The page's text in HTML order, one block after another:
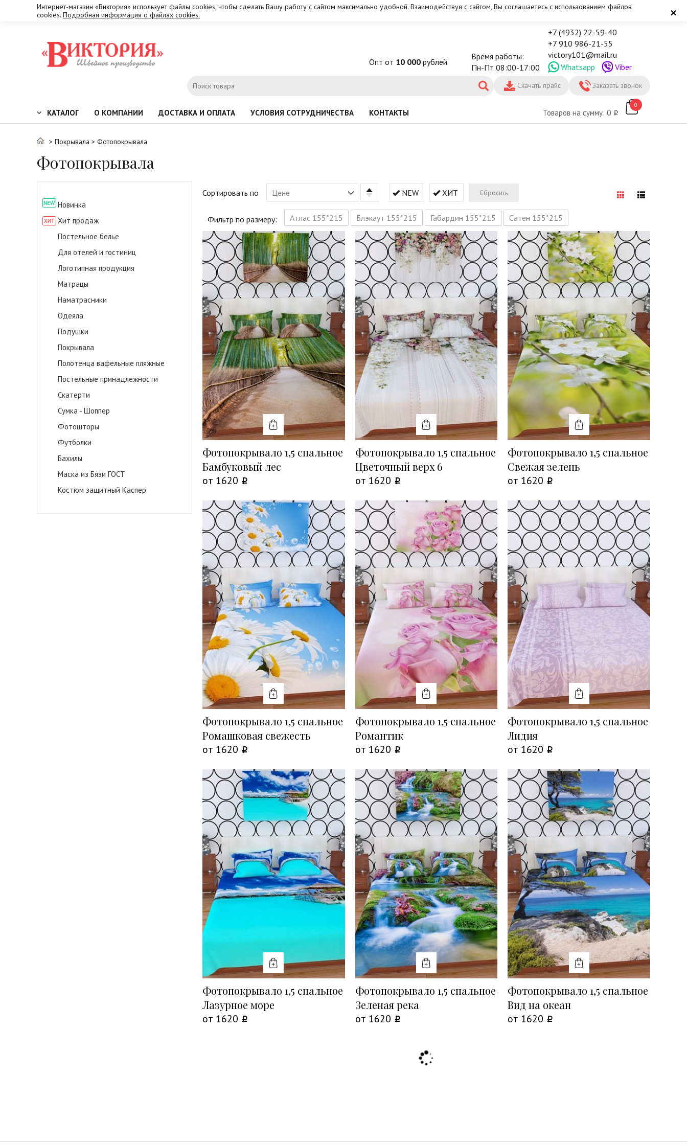
×
Интернет-магазин «Виктория» использует файлы cookies, чтобы сделать Вашу работу с сайтом максимально удобной. Взаимодействуя с сайтом, Вы соглашаетесь с использованием файлов
cookies. Подробная информация о файлах cookies.
Опт от 10 000 рублей
Время работы:
Пн-Пт 08:00-17:00
+7 (4932) 22-59-40
+7 910 986-21-55
victory101@mail.ru
Whatsapp
Viber
Заказать звонок
Скачать прайс
КАТАЛОГ О КОМПАНИИ ДОСТАВКА И ОПЛАТА УСЛОВИЯ СОТРУДНИЧЕСТВА КОНТАКТЫ Товаров на сумму: 0
0
> Покрывала > Фотопокрывала
Фотопокрывала
Новинка
Хит продаж
Постельное белье
Для отелей и гостиниц
Логотипная продукция
Матрацы
Наматрасники
Одеяла
Подушки
Покрывала
Полотенца вафельные пляжные
Постельные принадлежности
Скатерти
Сумка - Шоппер
Фотошторы
Футболки
Бахилы
Маска из Бязи ГОСТ
Костюм защитный Каспер
Сортировать по Цене NEW ХИТ Сбросить
Фильтр по размеру: Атлас 155*215 Блэкаут 155*215 Габардин 155*215 Сатен 155*215
КУПИТЬ
Фотопокрывало 1,5 спальное
Бамбуковый лес
от 1620
КУПИТЬ
Фотопокрывало 1,5 спальное
Цветочный верх 6
от 1620
КУПИТЬ
Фотопокрывало 1,5 спальное
Свежая зелень
от 1620
КУПИТЬ
Фотопокрывало 1,5 спальное
Ромашковая свежесть
от 1620
КУПИТЬ
Фотопокрывало 1,5 спальное
Романтик
от 1620
КУПИТЬ
Фотопокрывало 1,5 спальное
Лидия
от 1620
КУПИТЬ
Фотопокрывало 1,5 спальное
Лазурное море
от 1620
КУПИТЬ
Фотопокрывало 1,5 спальное
Зеленая река
от 1620
КУПИТЬ
Фотопокрывало 1,5 спальное
Вид на океан
от 1620